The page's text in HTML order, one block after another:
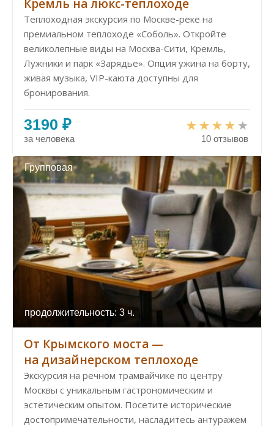
Кремль на люкс-теплоходе
Теплоходная экскурсия по Москве-реке на
премиальном теплоходе «Соболь». Откройте
великолепные виды на Москва-Сити, Кремль,
Лужники и парк «Зарядье». Опция ужина на борту,
живая музыка, VIP-каюта доступны для
бронирования.
3190 ₽
за человека 10 отзывов
Групповая
продолжительность: 3 ч.
От Крымского моста —
на дизайнерском теплоходе
Экскурсия на речном трамвайчике по центру
Москвы с уникальным гастрономическим и
эстетическим опытом. Посетите исторические
достопримечательности, насладитесь антуражем